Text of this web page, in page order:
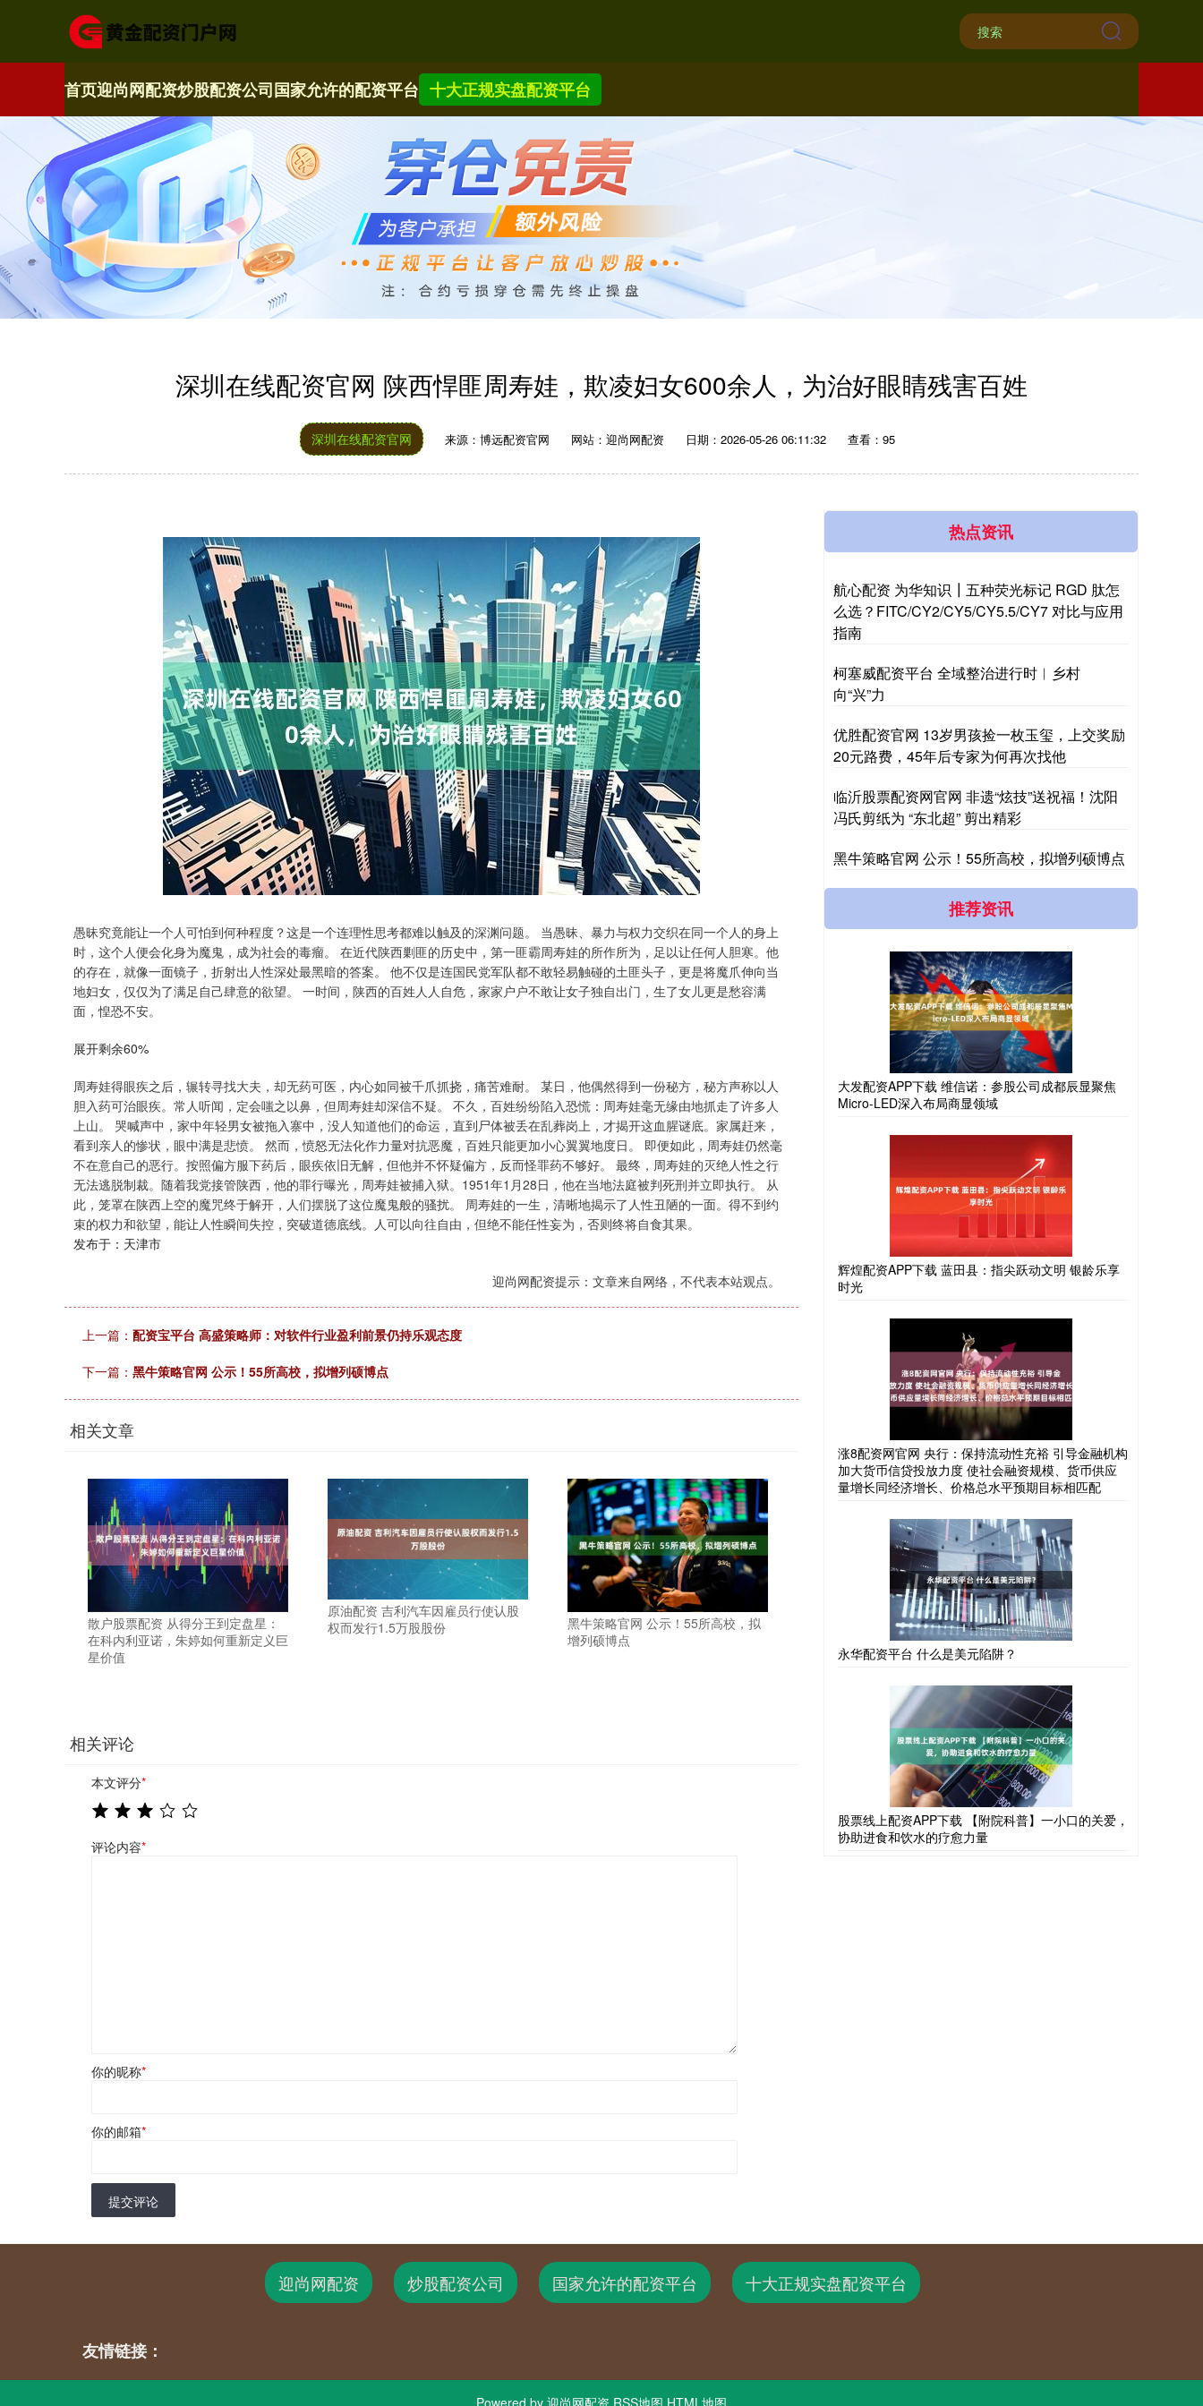
首页迎尚网配资炒股配资公司国家允许的配资平台 十大正规实盘配资平台
深圳在线配资官网 陕西悍匪周寿娃，欺凌妇女600余人，为治好眼睛残害百姓
深圳在线配资官网 来源：博远配资官网 网站：迎尚网配资 日期：2026-05-26 06:11:32 查看：95
愚昧究竟能让一个人可怕到何种程度？这是一个连理性思考都难以触及的深渊问题。 当愚昧、暴力与权力交织在同一个人的身上
时，这个人便会化身为魔鬼，成为社会的毒瘤。 在近代陕西剿匪的历史中，第一匪霸周寿娃的所作所为，足以让任何人胆寒。他
的存在，就像一面镜子，折射出人性深处最黑暗的答案。 他不仅是连国民党军队都不敢轻易触碰的土匪头子，更是将魔爪伸向当
地妇女，仅仅为了满足自己肆意的欲望。 一时间，陕西的百姓人人自危，家家户户不敢让女子独自出门，生了女儿更是愁容满
面，惶恐不安。
展开剩余60%
周寿娃得眼疾之后，辗转寻找大夫，却无药可医，内心如同被千爪抓挠，痛苦难耐。 某日，他偶然得到一份秘方，秘方声称以人
胆入药可治眼疾。常人听闻，定会嗤之以鼻，但周寿娃却深信不疑。 不久，百姓纷纷陷入恐慌：周寿娃毫无缘由地抓走了许多人
上山。 哭喊声中，家中年轻男女被拖入寨中，没人知道他们的命运，直到尸体被丢在乱葬岗上，才揭开这血腥谜底。家属赶来，
看到亲人的惨状，眼中满是悲愤。 然而，愤怒无法化作力量对抗恶魔，百姓只能更加小心翼翼地度日。 即便如此，周寿娃仍然毫
不在意自己的恶行。按照偏方服下药后，眼疾依旧无解，但他并不怀疑偏方，反而怪罪药不够好。 最终，周寿娃的灭绝人性之行
无法逃脱制裁。随着我党接管陕西，他的罪行曝光，周寿娃被捕入狱。1951年1月28日，他在当地法庭被判死刑并立即执行。 从
此，笼罩在陕西上空的魔咒终于解开，人们摆脱了这位魔鬼般的骚扰。 周寿娃的一生，清晰地揭示了人性丑陋的一面。得不到约
束的权力和欲望，能让人性瞬间失控，突破道德底线。人可以向往自由，但绝不能任性妄为，否则终将自食其果。
发布于：天津市
迎尚网配资提示：文章来自网络，不代表本站观点。
上一篇： 配资宝平台 高盛策略师：对软件行业盈利前景仍持乐观态度
下一篇： 黑牛策略官网 公示！55所高校，拟增列硕博点
相关文章
散户股票配资 从得分王到定盘星：
在科内利亚诺，朱婷如何重新定义巨
星价值
原油配资 吉利汽车因雇员行使认股
权而发行1.5万股股份
黑牛策略官网 公示！55所高校，拟
增列硕博点
相关评论
本文评分*
评论内容*
你的昵称*
你的邮箱*
提交评论
热点资讯
航心配资 为华知识┃五种荧光标记 RGD 肽怎
么选？FITC/CY2/CY5/CY5.5/CY7 对比与应用
指南
柯塞威配资平台 全域整治进行时︱乡村
向“兴”力
优胜配资官网 13岁男孩捡一枚玉玺，上交奖励
20元路费，45年后专家为何再次找他
临沂股票配资网官网 非遗“炫技”送祝福！沈阳
冯氏剪纸为 “东北超” 剪出精彩
黑牛策略官网 公示！55所高校，拟增列硕博点
推荐资讯
大发配资APP下载 维信诺：参股公司成都辰显聚焦
Micro-LED深入布局商显领域
辉煌配资APP下载 蓝田县：指尖跃动文明 银龄乐享
时光
涨8配资网官网 央行：保持流动性充裕 引导金融机构
加大货币信贷投放力度 使社会融资规模、货币供应
量增长同经济增长、价格总水平预期目标相匹配
永华配资平台 什么是美元陷阱？
股票线上配资APP下载 【附院科普】一小口的关爱，
协助进食和饮水的疗愈力量
迎尚网配资 炒股配资公司 国家允许的配资平台 十大正规实盘配资平台
友情链接：